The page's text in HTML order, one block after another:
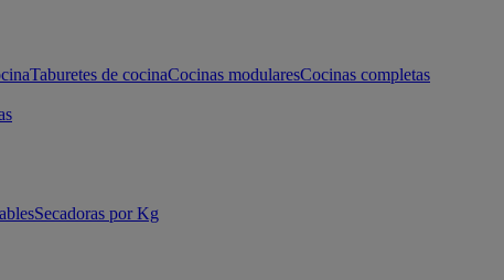
Taburetes de cocinaCocinas modularesCocinas completas
Secadoras por Kg